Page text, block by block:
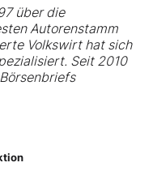
über die
Autorenstamm
Volkswirt hat sich
Seit 2010